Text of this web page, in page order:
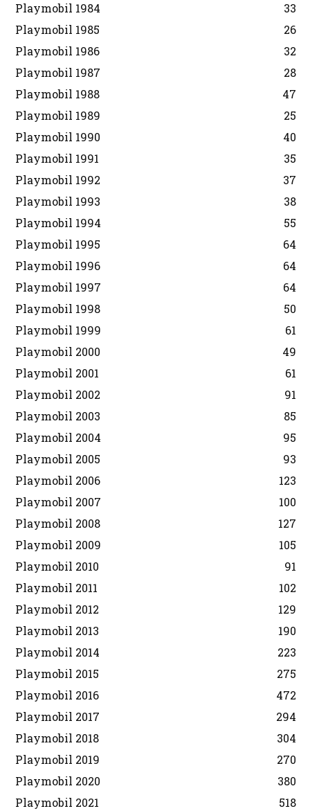
Playmobil 1984
33
Playmobil 1985
26
Playmobil 1986
32
Playmobil 1987
28
Playmobil 1988
47
Playmobil 1989
25
Playmobil 1990
40
Playmobil 1991
35
Playmobil 1992
37
Playmobil 1993
38
Playmobil 1994
55
Playmobil 1995
64
Playmobil 1996
64
Playmobil 1997
64
Playmobil 1998
50
Playmobil 1999
61
Playmobil 2000
49
Playmobil 2001
61
Playmobil 2002
91
Playmobil 2003
85
Playmobil 2004
95
Playmobil 2005
93
Playmobil 2006
123
Playmobil 2007
100
Playmobil 2008
127
Playmobil 2009
105
Playmobil 2010
91
Playmobil 2011
102
Playmobil 2012
129
Playmobil 2013
190
Playmobil 2014
223
Playmobil 2015
275
Playmobil 2016
472
Playmobil 2017
294
Playmobil 2018
304
Playmobil 2019
270
Playmobil 2020
380
Playmobil 2021
518